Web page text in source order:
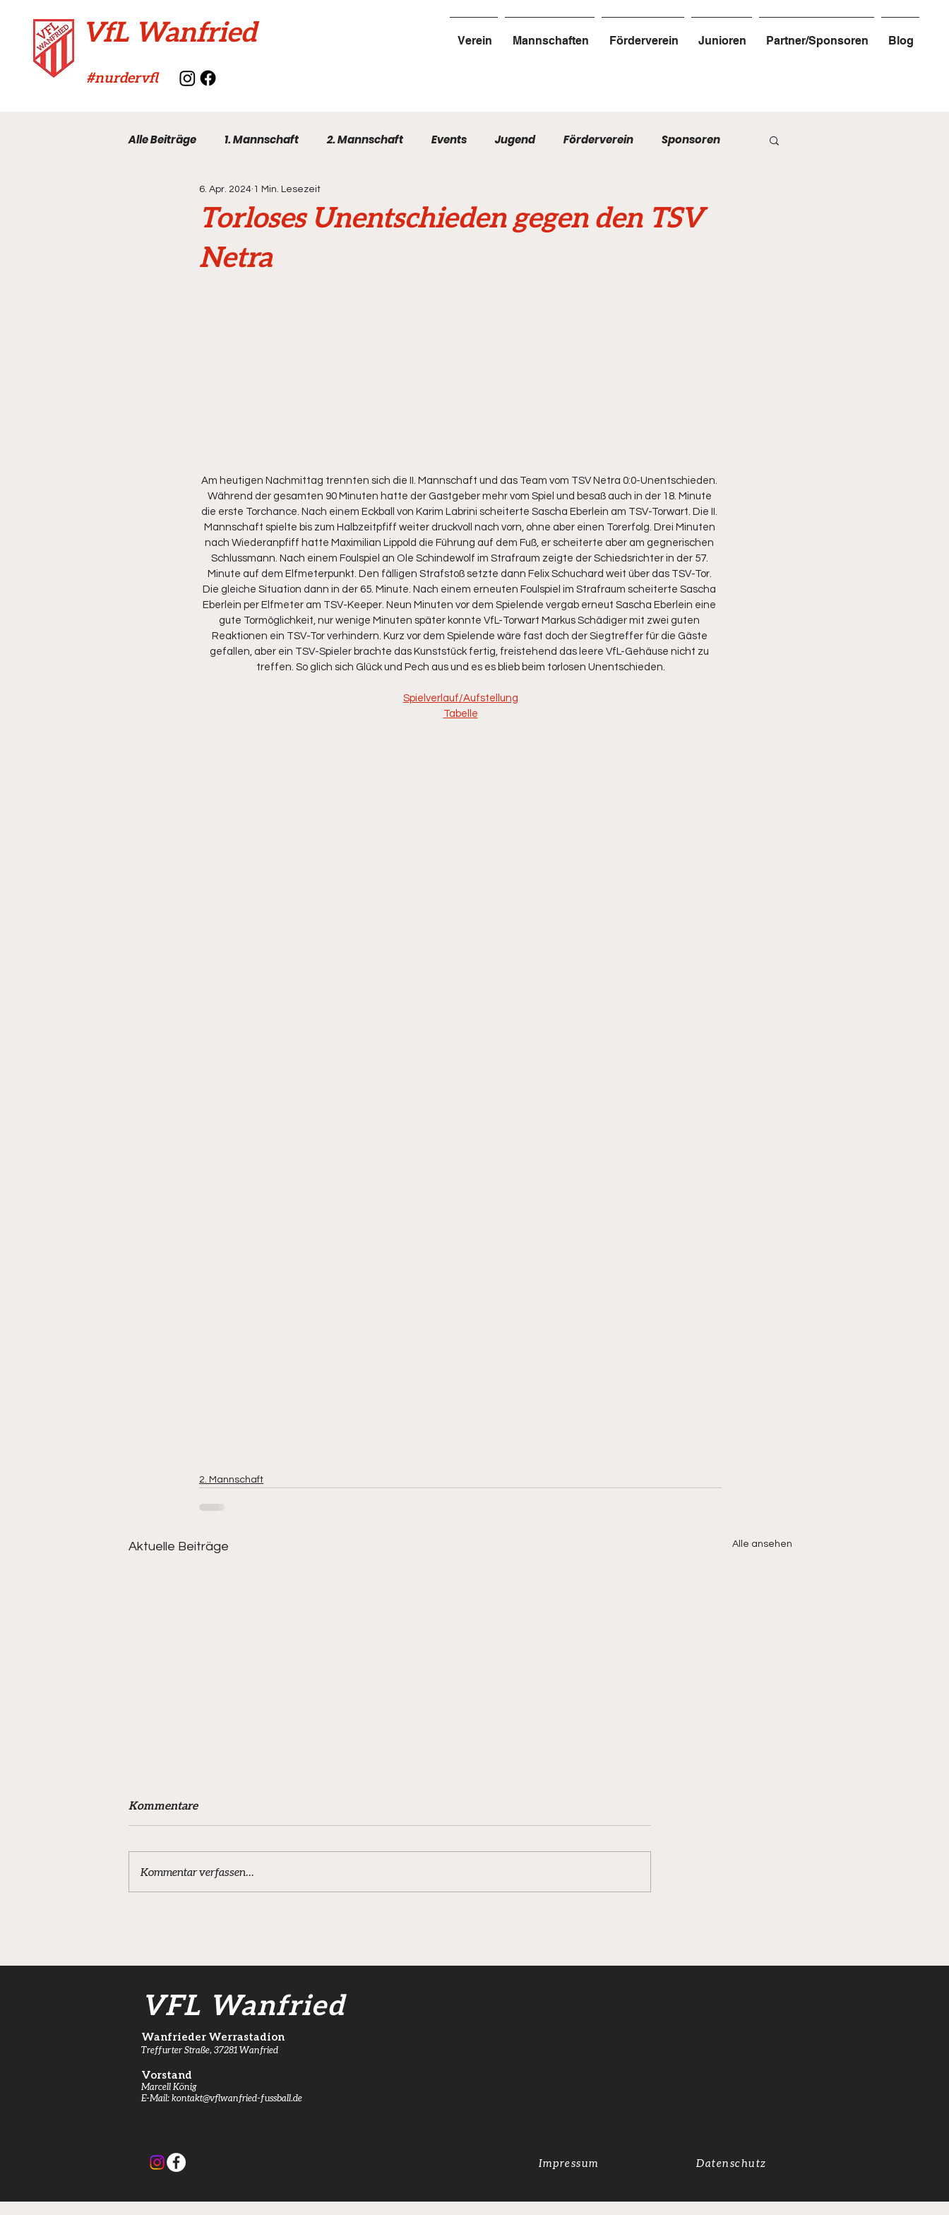
VfL Wanfried
#nurdervfl
Verein Mannschaften Förderverein Junioren Partner/Sponsoren Blog
Alle Beiträge 1. Mannschaft 2. Mannschaft Events Jugend Förderverein Sponsoren
VfL-Archiv
Torloses Unentschieden gegen den TSV
Netra
6. Apr. 2024 1 Min. Lesezeit
Am heutigen Nachmittag trennten sich die II. Mannschaft und das Team vom TSV Netra 0:0-Unentschieden.
Während der gesamten 90 Minuten hatte der Gastgeber mehr vom Spiel und besaß auch in der 18. Minute
die erste Torchance. Nach einem Eckball von Karim Labrini scheiterte Sascha Eberlein am TSV-Torwart. Die II.
Mannschaft spielte bis zum Halbzeitpfiff weiter druckvoll nach vorn, ohne aber einen Torerfolg. Drei Minuten
nach Wiederanpfiff hatte Maximilian Lippold die Führung auf dem Fuß, er scheiterte aber am gegnerischen
Schlussmann. Nach einem Foulspiel an Ole Schindewolf im Strafraum zeigte der Schiedsrichter in der 57.
Minute auf dem Elfmeterpunkt. Den fälligen Strafstoß setzte dann Felix Schuchard weit über das TSV-Tor.
Die gleiche Situation dann in der 65. Minute. Nach einem erneuten Foulspiel im Strafraum scheiterte Sascha
Eberlein per Elfmeter am TSV-Keeper. Neun Minuten vor dem Spielende vergab erneut Sascha Eberlein eine
gute Tormöglichkeit, nur wenige Minuten später konnte VfL-Torwart Markus Schädiger mit zwei guten
Reaktionen ein TSV-Tor verhindern. Kurz vor dem Spielende wäre fast doch der Siegtreffer für die Gäste
gefallen, aber ein TSV-Spieler brachte das Kunststück fertig, freistehend das leere VfL-Gehäuse nicht zu
treffen. So glich sich Glück und Pech aus und es es blieb beim torlosen Unentschieden.
Spielverlauf/Aufstellung
Tabelle
2. Mannschaft
Aktuelle Beiträge Alle ansehen
Kommentare
Kommentar verfassen...
VFL Wanfried
Wanfrieder Werrastadion
Treffurter Straße, 37281 Wanfried
Vorstand
Marcell König
E-Mail:kontakt@vflwanfried-fussball.de
Impressum Datenschutz